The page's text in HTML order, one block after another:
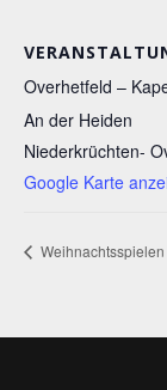
Overhetfeld –
An der Heiden
Niederkrüchten-
Google Karte
Weihnachtsspielen